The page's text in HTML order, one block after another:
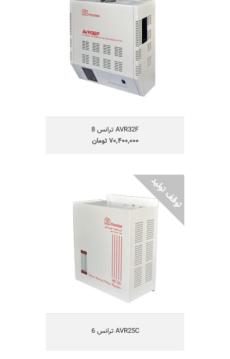
AVR32F ترانس 8
70,400,000 تومان
70,400,000 تومان
ترانس مناسب تجهیزات برقی منازل تا 32 آمپر
ترانس قابل استفاده برای کولرهای گازی
مجهز به مدار تاخیر جهت حفاظت دستگاه‌ها
دارای فیلتر در مقابل نویزها و اختلالات برق
اتو ترانس با رنج وسیع تثبیت ولتاژ
ترانسAVR32F مجهزبه هشداردهنده صوتی
یکسال گارانتی و 5 سال تامین قطعات
AVR25C ترانس 6
ترانس مناسب تجهیزات برقی منازل تا 25 آمپر
قابل استفاده برای کولرهای گازی
تقویت و تثبیت ولتاژ برق شهر(اتو ترانس)
دارای فیلتر درمقابل نویزها و اختلالات برق
مجهز به هشداردهنده صوتی
مجهز به مدار تاخیر جهت حفاظت دستگاه‌ها
یکسال گارانتی و 5 سال تامین قطعات